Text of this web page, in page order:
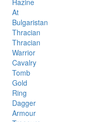
At
Bulgaristan
Thracian
Thracian
Warrior
Cavalry
Tomb
Gold
Ring
Dagger
Armour